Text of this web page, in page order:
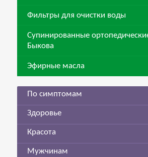
Фильтры для очистки воды
Супинированные
Быкова
Эфирные масла
По симптомам
Здоровье
Красота
Мужчинам